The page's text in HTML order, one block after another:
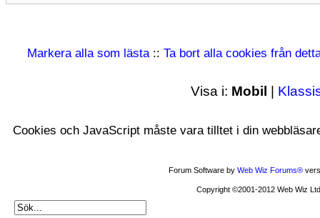
Markera alla som lästa :: Ta bort alla cookies från
Visa i: Mobil |
Cookies och JavaScript måste vara tilltet i din
Forum Software by Web Wiz Forums®
Copyright ©2001-2012 Web Wiz